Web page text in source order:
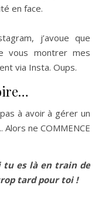
en face.
j’avoue que
vous montrer mes
via Insta. Oups.
à avoir à gérer un
ne COMMENCE
tu es là en train de
tard pour toi !